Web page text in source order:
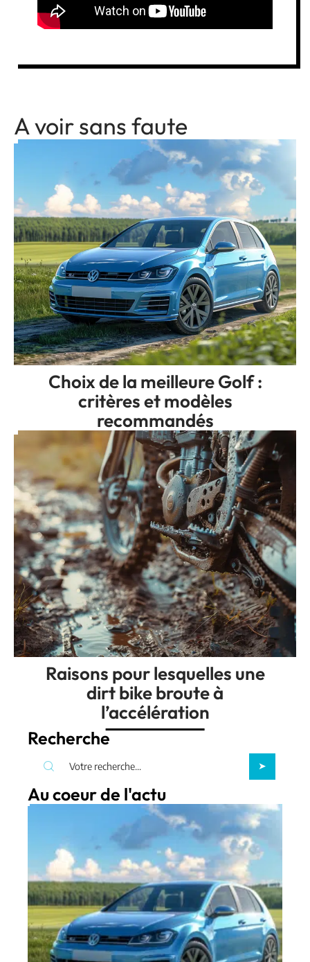
A voir sans faute
Choix de la meilleure Golf :
critères et modèles
recommandés
Raisons pour lesquelles une
dirt bike broute à
l’accélération
Recherche
Au coeur de l'actu